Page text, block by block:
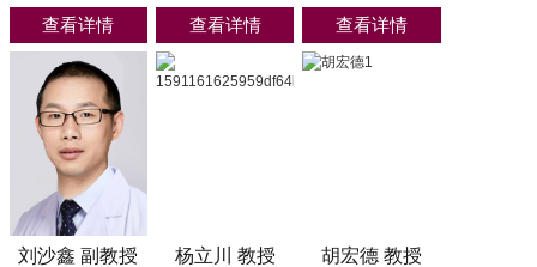
张含琼
副主任医师
呼吸与危重症医学科
预约挂号
查看详情
查看详情
查看详情
刘沙鑫 副教授
杨立川 教授
胡宏德 教授